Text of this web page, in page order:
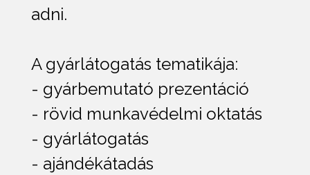
adni.
A gyárlátogatás tematikája:
- gyárbemutató prezentáció
- rövid munkavédelmi oktatás
- gyárlátogatás
- ajándékátadás